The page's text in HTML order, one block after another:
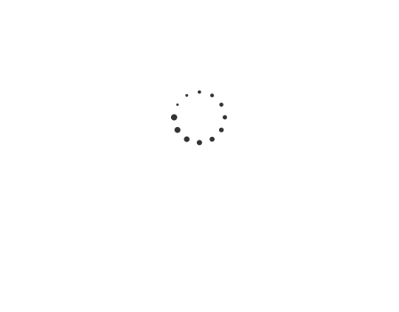
Сказка
R366592351W
белый